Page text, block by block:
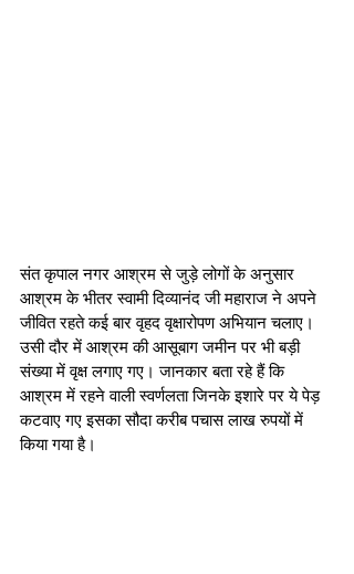
संत कृपाल नगर आश्रम से जुड़े लोगों के अनुसार
आश्रम के भीतर स्वामी दिव्यानंद जी महाराज ने अपने
जीवित रहते कई बार वृहद वृक्षारोपण अभियान चलाए।
उसी दौर में आश्रम की आसूबाग जमीन पर भी बड़ी
संख्या में वृक्ष लगाए गए। जानकार बता रहे हैं कि
आश्रम में रहने वाली स्वर्णलता जिनके इशारे पर ये पेड़
कटवाए गए इसका सौदा करीब पचास लाख रुपयों में
किया गया है।